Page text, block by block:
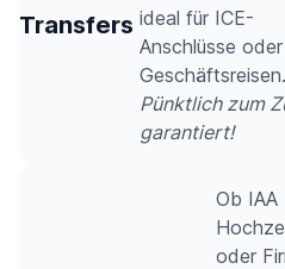
Transfers ideal für ICE-
Anschlüsse oder
Geschäftsreisen.
Pünktlich zum
garantiert!
Ob IAA
oder